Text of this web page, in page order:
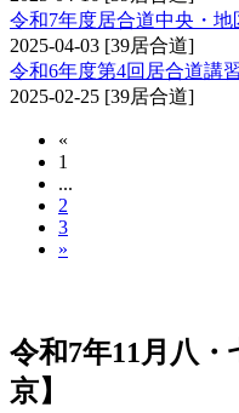
令和7年度居合道中央・地
2025-04-03 [39居合道]
令和6年度第4回居合道講
2025-02-25 [39居合道]
«
1
...
2
3
»
令和7年11月八
京】